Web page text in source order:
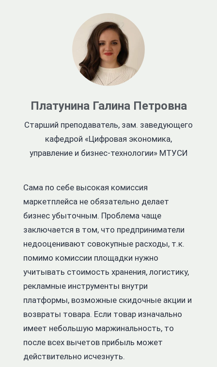
Платунина Галина Петровна
Старший преподаватель, зам. заведующего
кафедрой «Цифровая экономика,
управление и бизнес-технологии» МТУСИ
Сама по себе высокая комиссия
маркетплейса не обязательно делает
бизнес убыточным. Проблема чаще
заключается в том, что предприниматели
недооценивают совокупные расходы, т.к.
помимо комиссии площадки нужно
учитывать стоимость хранения, логистику,
рекламные инструменты внутри
платформы, возможные скидочные акции и
возвраты товара. Если товар изначально
имеет небольшую маржинальность, то
после всех вычетов прибыль может
действительно исчезнуть.